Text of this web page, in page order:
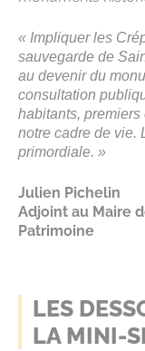
« Impliquer les
sauvegarde de
au devenir du
consultation
habitants,
notre cadre de vie.
primordiale. »
Julien Pichelin
Adjoint au Maire
Patrimoine
LES
LA MINI-